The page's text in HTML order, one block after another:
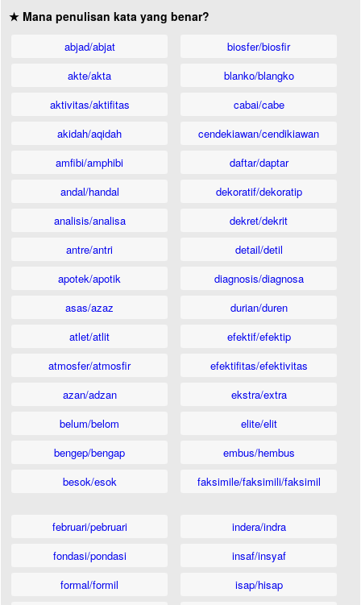
★ Mana penulisan kata yang benar?
abjad/abjat
akte/akta
aktivitas/aktifitas
akidah/aqidah
amfibi/amphibi
andal/handal
analisis/analisa
antre/antri
apotek/apotik
asas/azaz
atlet/atlit
atmosfer/atmosfir
azan/adzan
belum/belom
bengep/bengap
besok/esok
biosfer/biosfir
blanko/blangko
cabai/cabe
cendekiawan/cendikiawan
daftar/daptar
dekoratif/dekoratip
dekret/dekrit
detail/detil
diagnosis/diagnosa
durian/duren
efektif/efektip
efektifitas/efektivitas
ekstra/extra
elite/elit
embus/hembus
faksimile/faksimili/faksimil
februari/pebruari
fondasi/pondasi
formal/formil
indera/indra
insaf/insyaf
isap/hisap